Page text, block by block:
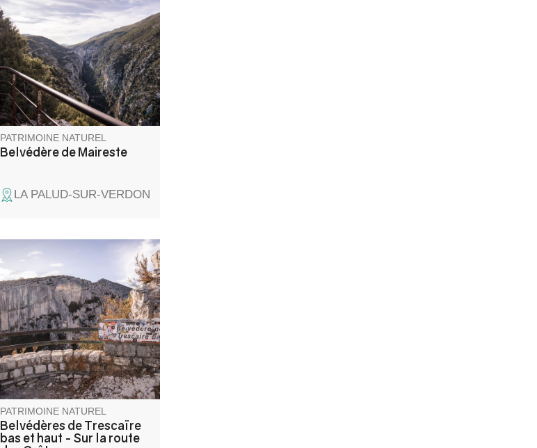
Moustiers-Sainte-Marie et la
Palud-sur-Verdon, en rive
droite, le belvédère de
Maireste offre un beau point de
vue sur les Gorges.
PATRIMOINE NATUREL
Belvédère de Maireste
LA PALUD-SUR-VERDON
Les belvédères de Trescaïre
offrent les premiers point de
vues sur les Gorges du Verdon,
à partir de la Route des Crêtes.
On peut voire en bas du
canyon trois tours rocheuses,
en rive gauche, qui ont donnés
leurs nom à ces belvédères.
PATRIMOINE NATUREL
Belvédères de Trescaïre
bas et haut - Sur la route